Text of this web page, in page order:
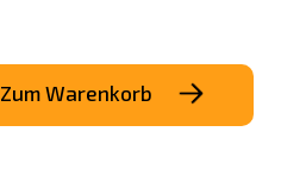
Zum Warenkorb